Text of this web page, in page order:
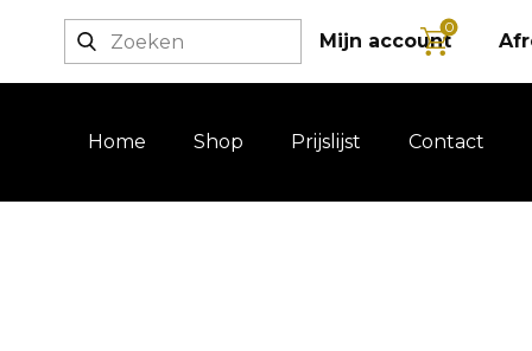
Login / registratie Mijn account
0
Home Shop Prijslijst Contact